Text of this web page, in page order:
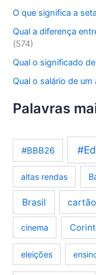
O que significa a
Qual a diferença
(574)
Qual o significado
Qual o salário de
Palavras
#BBB26
altas rendas
Brasil
cinema
eleições